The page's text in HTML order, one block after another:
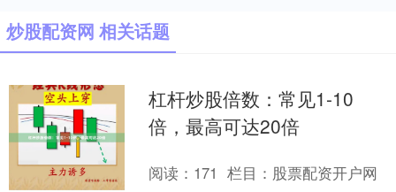
炒股配资网 相关话题
杠杆炒股倍数：常见1-10
倍，最高可达20倍
阅读： 171 栏目： 股票配资开户网